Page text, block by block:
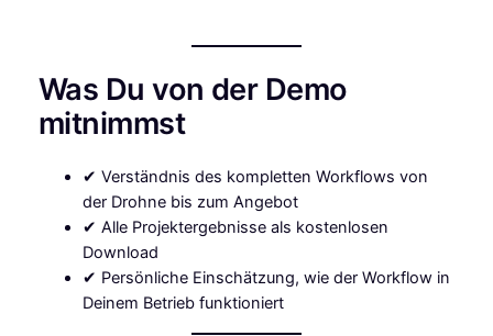
Was Du von der Demo
mitnimmst
✔ Verständnis des kompletten Workflows von
der Drohne bis zum Angebot
✔ Alle Projektergebnisse als kostenlosen
Download
✔ Persönliche Einschätzung, wie der Workflow in
Deinem Betrieb funktioniert